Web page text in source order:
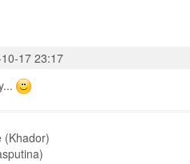
17 23:17
(Khador)